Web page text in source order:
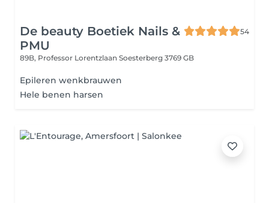
De beauty Boetiek Nails &
PMU
54
89B, Professor Lorentzlaan Soesterberg 3769 GB
Epileren wenkbrauwen
Hele benen harsen